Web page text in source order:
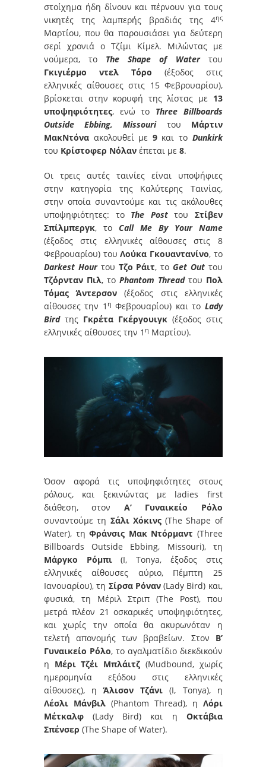
στοίχημα ήδη δίνουν και πέρνουν για τους
νικητές της λαμπερής βραδιάς της 4ης
Μαρτίου, που θα παρουσιάσει για δεύτερη
σερί χρονιά ο Τζίμι Κίμελ. Μιλώντας με
νούμερα, το The Shape of Waterτου
Γκιγιέρμο ντελ Τόρο (έξοδος στις
ελληνικές αίθουσες στις 15 Φεβρουαρίου),
βρίσκεται στην κορυφή της λίστας με 13
υποψηφιότητες, ενώ το Three Billboards
Outside Ebbing, Missouriτου Μάρτιν
ΜακΝτόνα ακολουθεί με 9και το Dunkirk
του Κρίστοφερ Νόλαν έπεται με 8.
Οι τρεις αυτές ταινίες είναι υποψήφιες
στην κατηγορία της Καλύτερης Ταινίας,
στην οποία συναντούμε και τις ακόλουθες
υποψηφιότητες: το The Postτου Στίβεν
Σπίλμπεργκ, το Call Me By Your Name
(έξοδος στις ελληνικές αίθουσες στις 8
Φεβρουαρίου) τουΛούκα Γκουαντανίνο, το
Darkest Hourτου Τζο Ράιτ, το Get Outτου
Τζόρνταν Πιλ, το Phantom Threadτου Πολ
Τόμας Άντερσον (έξοδος στις ελληνικές
αίθουσες την 1 η Φεβρουαρίου) και το Lady
Birdτης Γκρέτα Γκέργουιγκ(έξοδος στις
ελληνικές αίθουσες την 1 η Μαρτίου).
Όσον αφορά τις υποψηφιότητες στους
ρόλους, και ξεκινώντας με ladies first
διάθεση, στον Α’ Γυναικείο Ρόλο
συναντούμε τη Σάλι Χόκινς(The Shape of
Water), τηΦράνσις Μακ Ντόρμαντ (Three
Billboards Outside Ebbing, Missouri), τη
Μάργκο Ρόμπι(I, Tonya, έξοδος στις
ελληνικές αίθουσες αύριο, Πέμπτη 25
Ιανουαρίου), τη Σίρσα Ρόναν(Lady Bird) και,
φυσικά, τη Μέριλ Στριπ (The Post), που
μετρά πλέον 21 οσκαρικές υποψηφιότητες,
και χωρίς την οποία θα ακυρωνόταν η
τελετή απονομής των βραβείων. Στον Β’
Γυναικείο Ρόλο, το αγαλματίδιο διεκδικούν
η Μέρι Τζέι Μπλάιτζ (Mudbound, χωρίς
ημερομηνία εξόδου στις ελληνικές
αίθουσες), ηΆλισον Τζάνι (I, Tonya), η
Λέσλι Μάνβιλ(Phantom Thread), η Λόρι
Μέτκαλφ (Lady Bird) και η Οκτάβια
Σπένσερ (The Shape of Water).